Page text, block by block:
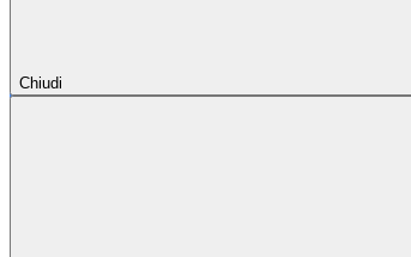
Chiudi